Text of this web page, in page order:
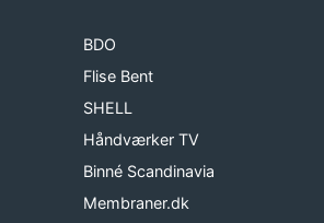
BDO
Flise Bent
SHELL
Håndværker TV
Binné Scandinavia
Membraner.dk